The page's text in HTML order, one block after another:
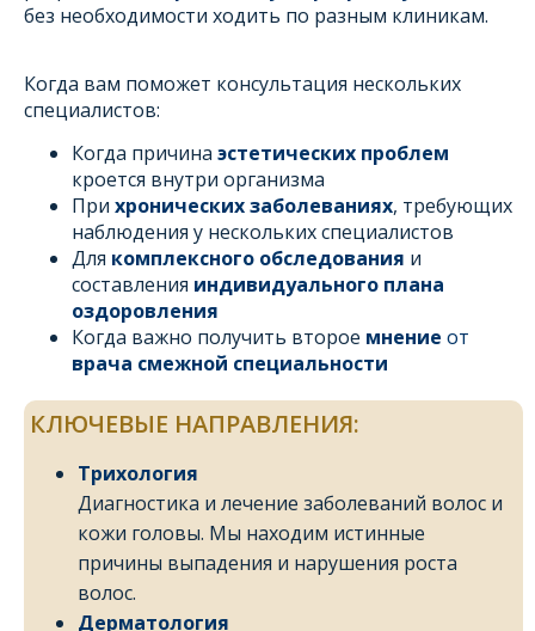
без необходимости ходить по разным клиникам.
Когда вам поможет консультация нескольких
специалистов:
Когда причина эстетических проблем
кроется внутри организма
При хронических заболеваниях, требующих
наблюдения у нескольких специалистов
Для комплексного обследования и
составления индивидуального плана
оздоровления
Когда важно получить второе мнение от
врача смежной специальности
КЛЮЧЕВЫЕ НАПРАВЛЕНИЯ:
Трихология
Диагностика и лечение заболеваний волос и
кожи головы. Мы находим истинные
причины выпадения и нарушения роста
волос.
Дерматология